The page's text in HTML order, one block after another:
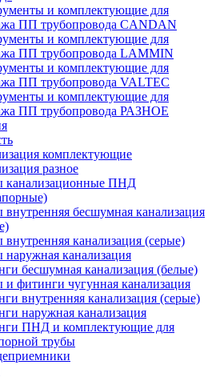
и комплектующие для
ПП трубопровода CANDAN
и комплектующие для
ПП трубопровода LAMMIN
и комплектующие для
ПП трубопровода VALTEC
и комплектующие для
ПП трубопровода РАЗНОЕ
комплектующие
разное
канализационные ПНД
внутренняя бесшумная канализация
внутренняя канализация (серые)
наружная канализация
бесшумная канализация (белые)
и фитинги чугунная канализация
внутренняя канализация (серые)
наружная канализация
ПНД и комплектующие для
трубы